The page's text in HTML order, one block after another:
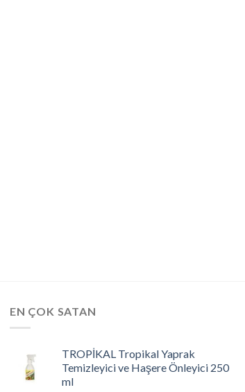
EN ÇOK SATAN
TROPİKAL Tropikal Yaprak
Temizleyici ve Haşere Önleyici 250
ml